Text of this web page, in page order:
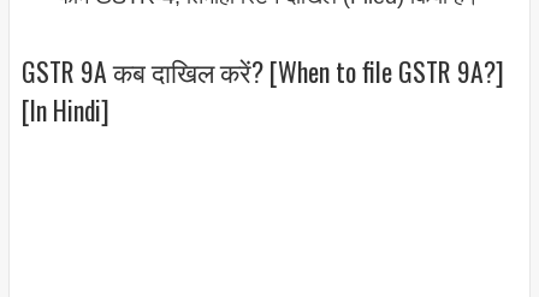
GSTR 9A कब दाखिल करें? [When to file GSTR 9A?]
[In Hindi]